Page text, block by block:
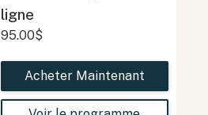
ligne
95.00$
Acheter Maintenant